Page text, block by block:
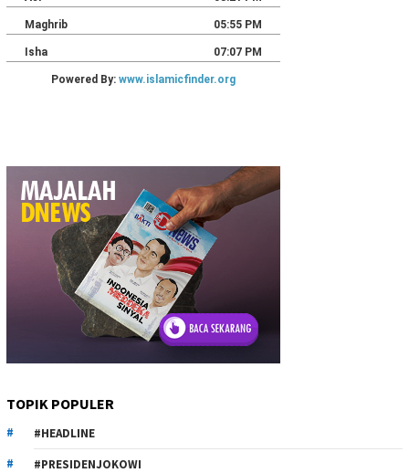
TOPIK POPULER
#HEADLINE
#PRESIDENJOKOWI